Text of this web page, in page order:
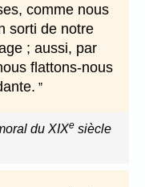
comme nous
sorti de notre
; aussi, par
flattons-nous
du XIXe siècle